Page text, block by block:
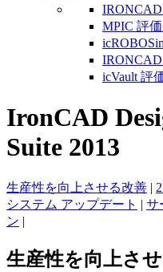
MPIC 評
IRONCAD
icVault 評
IronCAD
Suite 2013
生産性を向上させる改善 |
システム アップデート | サ
ン |
生産性を向上さ